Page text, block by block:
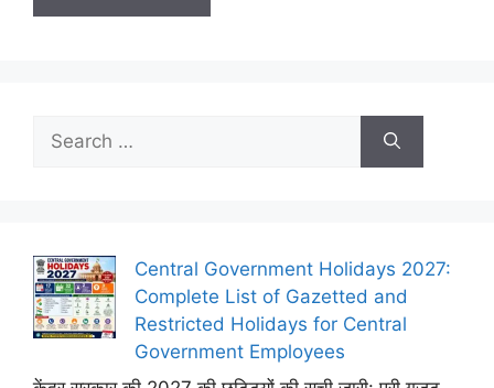
for:
Central Government Holidays 2027:
Complete List of Gazetted and
Restricted Holidays for Central
Government Employees